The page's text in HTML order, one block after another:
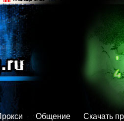
Общение Скачать